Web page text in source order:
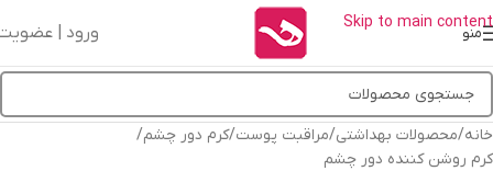
Skip to main content
منو ورود |
خانه/محصولات بهداشتی/مراقبت پوست/کرم دور چشم/
کرم روشن کننده دور چشم